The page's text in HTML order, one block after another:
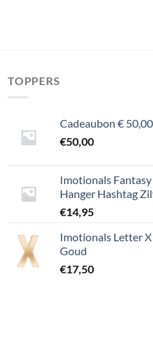
TOPPERS
Cadeaubon € 50,00
€50,00
Imotionals Fantasy
Hanger Hashtag
€14,95
Imotionals Letter X
Goud
€17,50